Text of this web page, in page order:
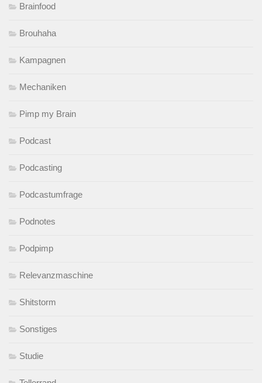
Brainfood
Brouhaha
Kampagnen
Mechaniken
Pimp my Brain
Podcast
Podcasting
Podcastumfrage
Podnotes
Podpimp
Relevanzmaschine
Shitstorm
Sonstiges
Studie